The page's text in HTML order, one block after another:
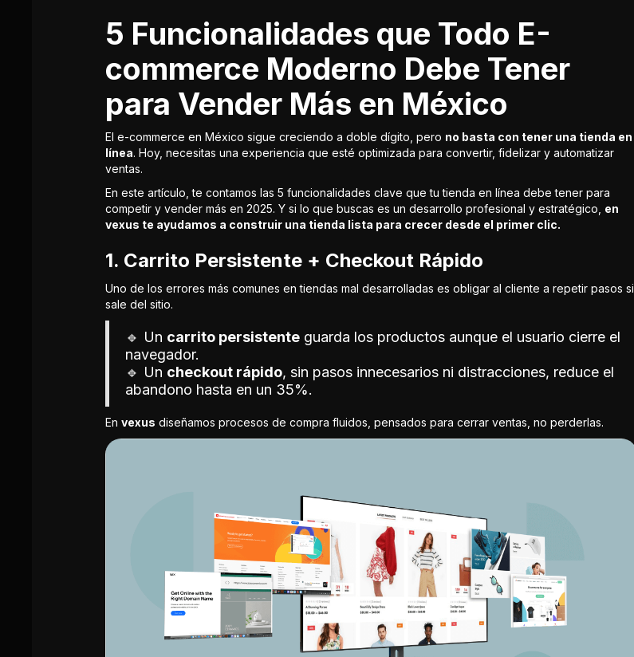
5 Funcionalidades que Todo E-
commerce Moderno Debe Tener
para Vender Más en México
El e-commerce en México sigue creciendo a doble dígito, pero no basta con tener una tienda en
línea. Hoy, necesitas una experiencia que esté optimizada para convertir, fidelizar y automatizar
ventas.
En este artículo, te contamos las 5 funcionalidades clave que tu tienda en línea debe tener para
competir y vender más en 2025. Y si lo que buscas es un desarrollo profesional y estratégico, en
vexus te ayudamos a construir una tienda lista para crecer desde el primer clic.
1. Carrito Persistente + Checkout Rápido
Uno de los errores más comunes en tiendas mal desarrolladas es obligar al cliente a repetir pasos si
sale del sitio.
🔹 Un carrito persistenteguarda los productos aunque el usuario cierre el
navegador.
🔹 Un checkout rápido, sin pasos innecesarios ni distracciones, reduce el
abandono hasta en un 35%.
En vexus diseñamos procesos de compra fluidos, pensados para cerrar ventas, no perderlas.